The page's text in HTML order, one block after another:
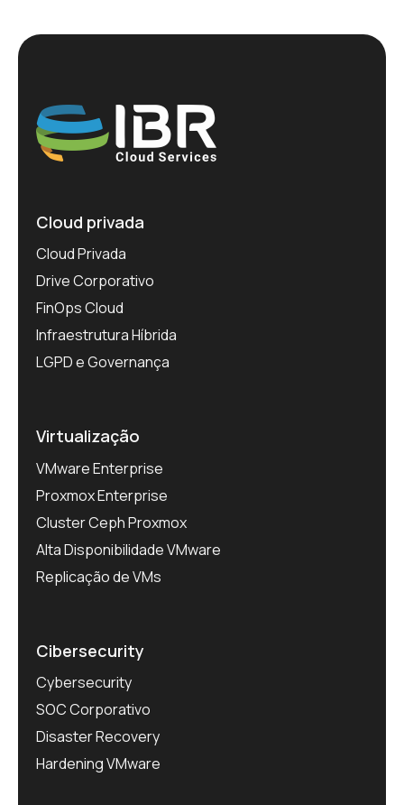
Cloud privada
Cloud Privada
Drive Corporativo
FinOps Cloud
Infraestrutura Híbrida
LGPD e Governança
Virtualização
VMware Enterprise
Proxmox Enterprise
Cluster Ceph Proxmox
Alta Disponibilidade VMware
Replicação de VMs
Cibersecurity
Cybersecurity
SOC Corporativo
Disaster Recovery
Hardening VMware